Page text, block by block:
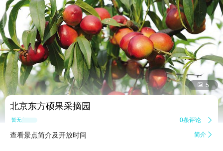
 5
北京东方硕果采摘园
暂无点评 0条评论 
查看景点简介及开放时间 简介 
